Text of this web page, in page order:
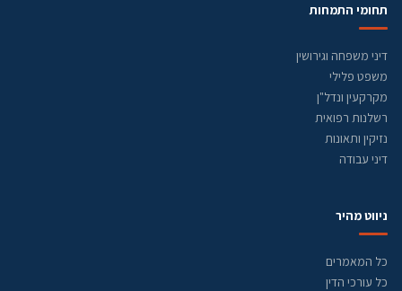
תחומי התמחות
דיני משפחה וגירושין
משפט פלילי
מקרקעין ונדל"ן
רשלנות רפואית
נזיקין ותאונות
דיני עבודה
ניווט מהיר
כל המאמרים
כל עורכי הדין